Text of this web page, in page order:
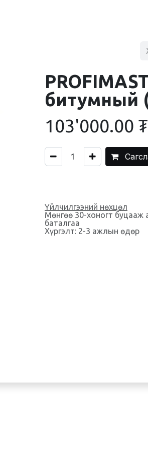
битумный
103'000.00 ₮
Үйлчилгээний нөхцөл
Мөнгөө 30-хоногт буцааж
баталгаа
Хүргэлт: 2-3 ажлын өдөр